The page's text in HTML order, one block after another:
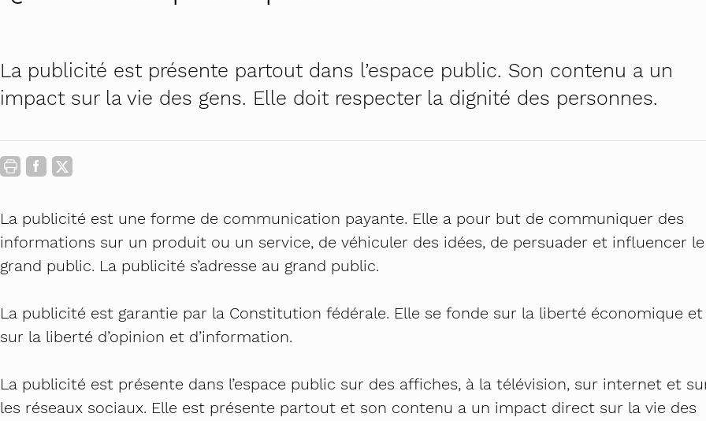
Contact Carrière au féminin
STOP au harcèlement de rue !
Lourdingue.ch – première campagne cantonale contre le
Futur en tous genres
La publicité est présente partout dans l’espace public. Son contenu a un
impact sur la vie des gens. Elle doit respecter la dignité des personnes.
La publicité est une forme de communication payante. Elle a pour but de communiquer des
informations sur un produit ou un service, de véhiculer des idées, de persuader et influencer le
grand public. La publicité s’adresse au grand public.
La publicité est garantie par la Constitution fédérale. Elle se fonde sur la liberté économique et
sur la liberté d’opinion et d’information.
La publicité est présente dans l’espace public sur des affiches, à la télévision, sur internet et
les réseaux sociaux. Elle est présente partout et son contenu a un impact direct sur la vie des